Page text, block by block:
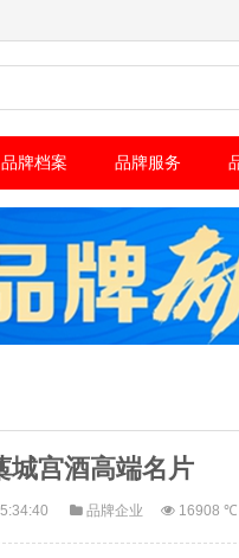
品牌档案 品牌服务
城宫酒高端名片
品牌企业 16908 ℃